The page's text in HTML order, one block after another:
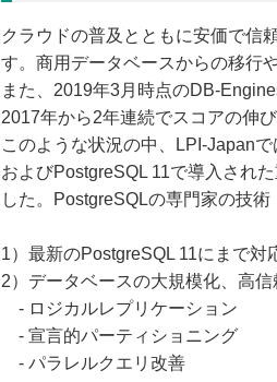
クラウドの普及とともに安価で信
す。商用データベースからの移行
また、2019年3月時点のDB-
2017年から2年連続でスコアの伸
このような状況の中、LPI-Japan
およびPostgreSQL 11で導入され
した。PostgreSQLの専門家の技
1）最新のPostgreSQL 11にまで対
2）データベースの大規模化、高
- ロジカルレプリケーション
- 宣言的パーティショニング
- パラレルクエリ改善